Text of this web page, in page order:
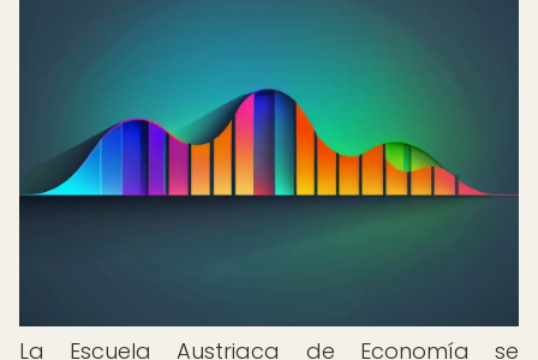
La Escuela Austriaca de Economía se